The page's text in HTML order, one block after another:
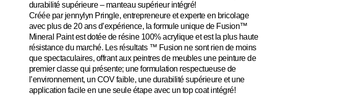
durabilité supérieure – manteau supérieur intégré!
Créée par jennylyn Pringle, entrepreneure et experte en bricolage
avec plus de 20 ans d’expérience, la formule unique de Fusion™
Mineral Paint est dotée de résine 100% acrylique et est la plus haute
résistance du marché. Les résultats ™ Fusion ne sont rien de moins
que spectaculaires, offrant aux peintres de meubles une peinture de
premier classe qui présente; une formulation respectueuse de
l’environnement, un COV faible, une durabilité supérieure et une
application facile en une seule étape avec un top coat intégré!